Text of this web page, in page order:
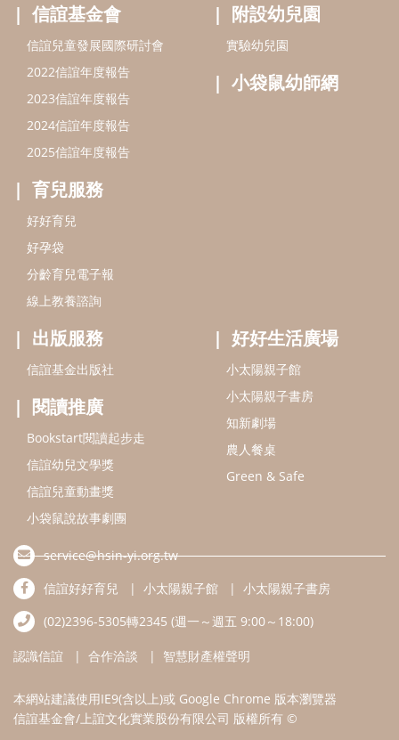
信誼基金會
信誼兒童發展國際研討會
2022信誼年度報告
2023信誼年度報告
2024信誼年度報告
2025信誼年度報告
育兒服務
好好育兒
好孕袋
分齡育兒電子報
線上教養諮詢
附設幼兒園
實驗幼兒園
小袋鼠幼師網
出版服務
信誼基金出版社
閱讀推廣
Bookstart閱讀起步走
信誼幼兒文學獎
信誼兒童動畫獎
小袋鼠說故事劇團
好好生活廣場
小太陽親子館
小太陽親子書房
知新劇場
農人餐桌
Green & Safe
service@hsin-yi.org.tw
信誼好好育兒
小太陽親子館
小太陽親子書房
(02)2396-5305轉2345 (週一～週五 9:00～18:00)
認識信誼 合作洽談 智慧財產權聲明
本網站建議使用IE9(含以上)或 Google Chrome 版本瀏覽器
信誼基金會/上誼文化實業股份有限公司 版權所有 ©